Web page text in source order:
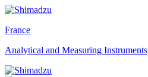
France
Analytical and Measuring Instruments